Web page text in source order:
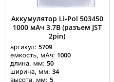
Аккумулятор Li-Pol 503450
1000 мАч 3.7В (разъем JST
2pin)
артикул: 5709
емкость, мАч: 1000
длина, мм: 50
ширина, мм: 34
высота, мм: 5